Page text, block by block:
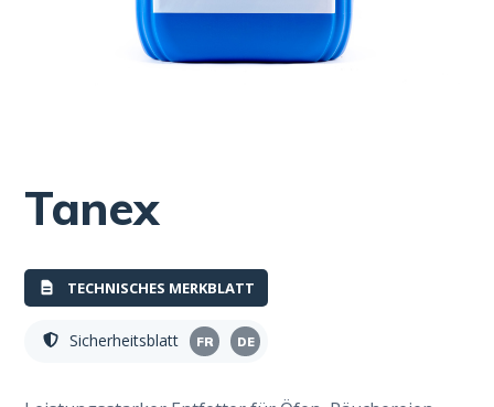
Tanex
TECHNISCHES MERKBLATT
Sicherheitsblatt FR DE